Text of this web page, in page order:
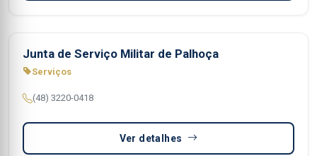
Junta de Serviço Militar de Palhoça
Serviços
(48) 3220-0418
Ver detalhes